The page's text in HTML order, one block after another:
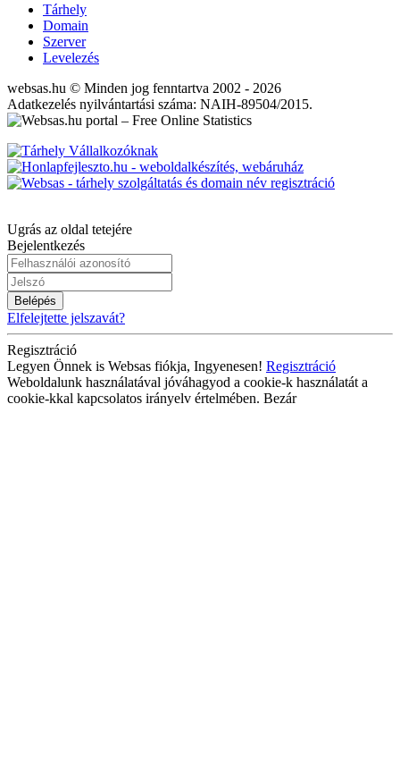
Tárhely
Domain
Szerver
Levelezés
websas.hu © Minden jog fenntartva 2002 - 2026
Adatkezelés nyilvántartási száma: NAIH-89504/2015.
Ugrás az oldal tetejére
Bejelentkezés
Belépés
Elfelejtette jelszavát?
Regisztráció
Legyen Önnek is Websas fiókja, Ingyenesen! Regisztráció
Weboldalunk használatával jóváhagyod a cookie-k használatát a
cookie-kkal kapcsolatos irányelv értelmében. Bezár